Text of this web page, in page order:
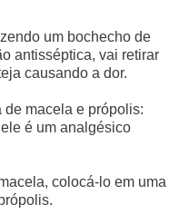
um bochecho de
antisséptica, vai retirar
causando a dor.
de macela e própolis:
é um analgésico
colocá-lo em uma